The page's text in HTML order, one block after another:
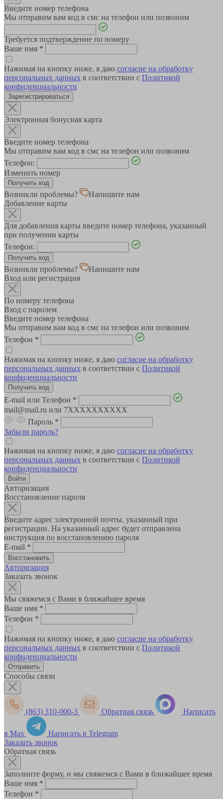
Введите номер телефона
Мы отправим вам код в смс на телефон или позвоним
Требуется подтверждение по номеру
Ваше имя *
Нажимая на кнопку ниже, я даю согласие на обработку
персональных данных в соответствии с Политикой
конфиденциальности
Зарегистрироваться
Электронная бонусная карта
Введите номер телефона
Мы отправим вам код в смс на телефон или позвоним
Телефон:
Изменить номер
Возникли проблемы?
Напишите нам
Добавление карты
Для добавления карты введите номер телефона, указанный
при получении карты
Телефон:
Возникли проблемы?
Напишите нам
Вход или регистрация
По номеру телефона
Вход с паролем
Введите номер телефона
Мы отправим вам код в смс на телефон или позвоним
Телефон *
Нажимая на кнопку ниже, я даю согласие на обработку
персональных данных в соответствии с Политикой
конфиденциальности
E-mail или Телефон *
mail@mail.ru или 7XXXXXXXXXX
Пароль *
Забыли пароль?
Нажимая на кнопку ниже, я даю согласие на обработку
персональных данных в соответствии с Политикой
конфиденциальности
Авторизация
Восстановление пароля
Введите адрес электронной почты, указанный при
регистрации. На указанный адрес будет отправлена
инструкция по восстановлению пароля
E-mail *
Авторизация
Заказать звонок
Мы свяжемся с Вами в ближайшее время
Ваше имя *
Телефон *
Нажимая на кнопку ниже, я даю согласие на обработку
персональных данных в соответствии с Политикой
конфиденциальности
Способы связи
(863) 310-000-3 Обратная связь Написать
в Max
Написать в Telegram
Заказать звонок
Обратная связь
Заполните форму, и мы свяжемся с Вами в ближайшее время
Ваше имя *
Телефон *